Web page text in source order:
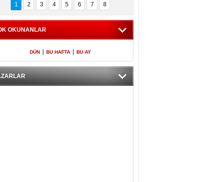
BÜROSUNU AÇTI
1 2 3 4 5 6 7 8
OKUNANLAR
DÜN BU HAFTA BU AY